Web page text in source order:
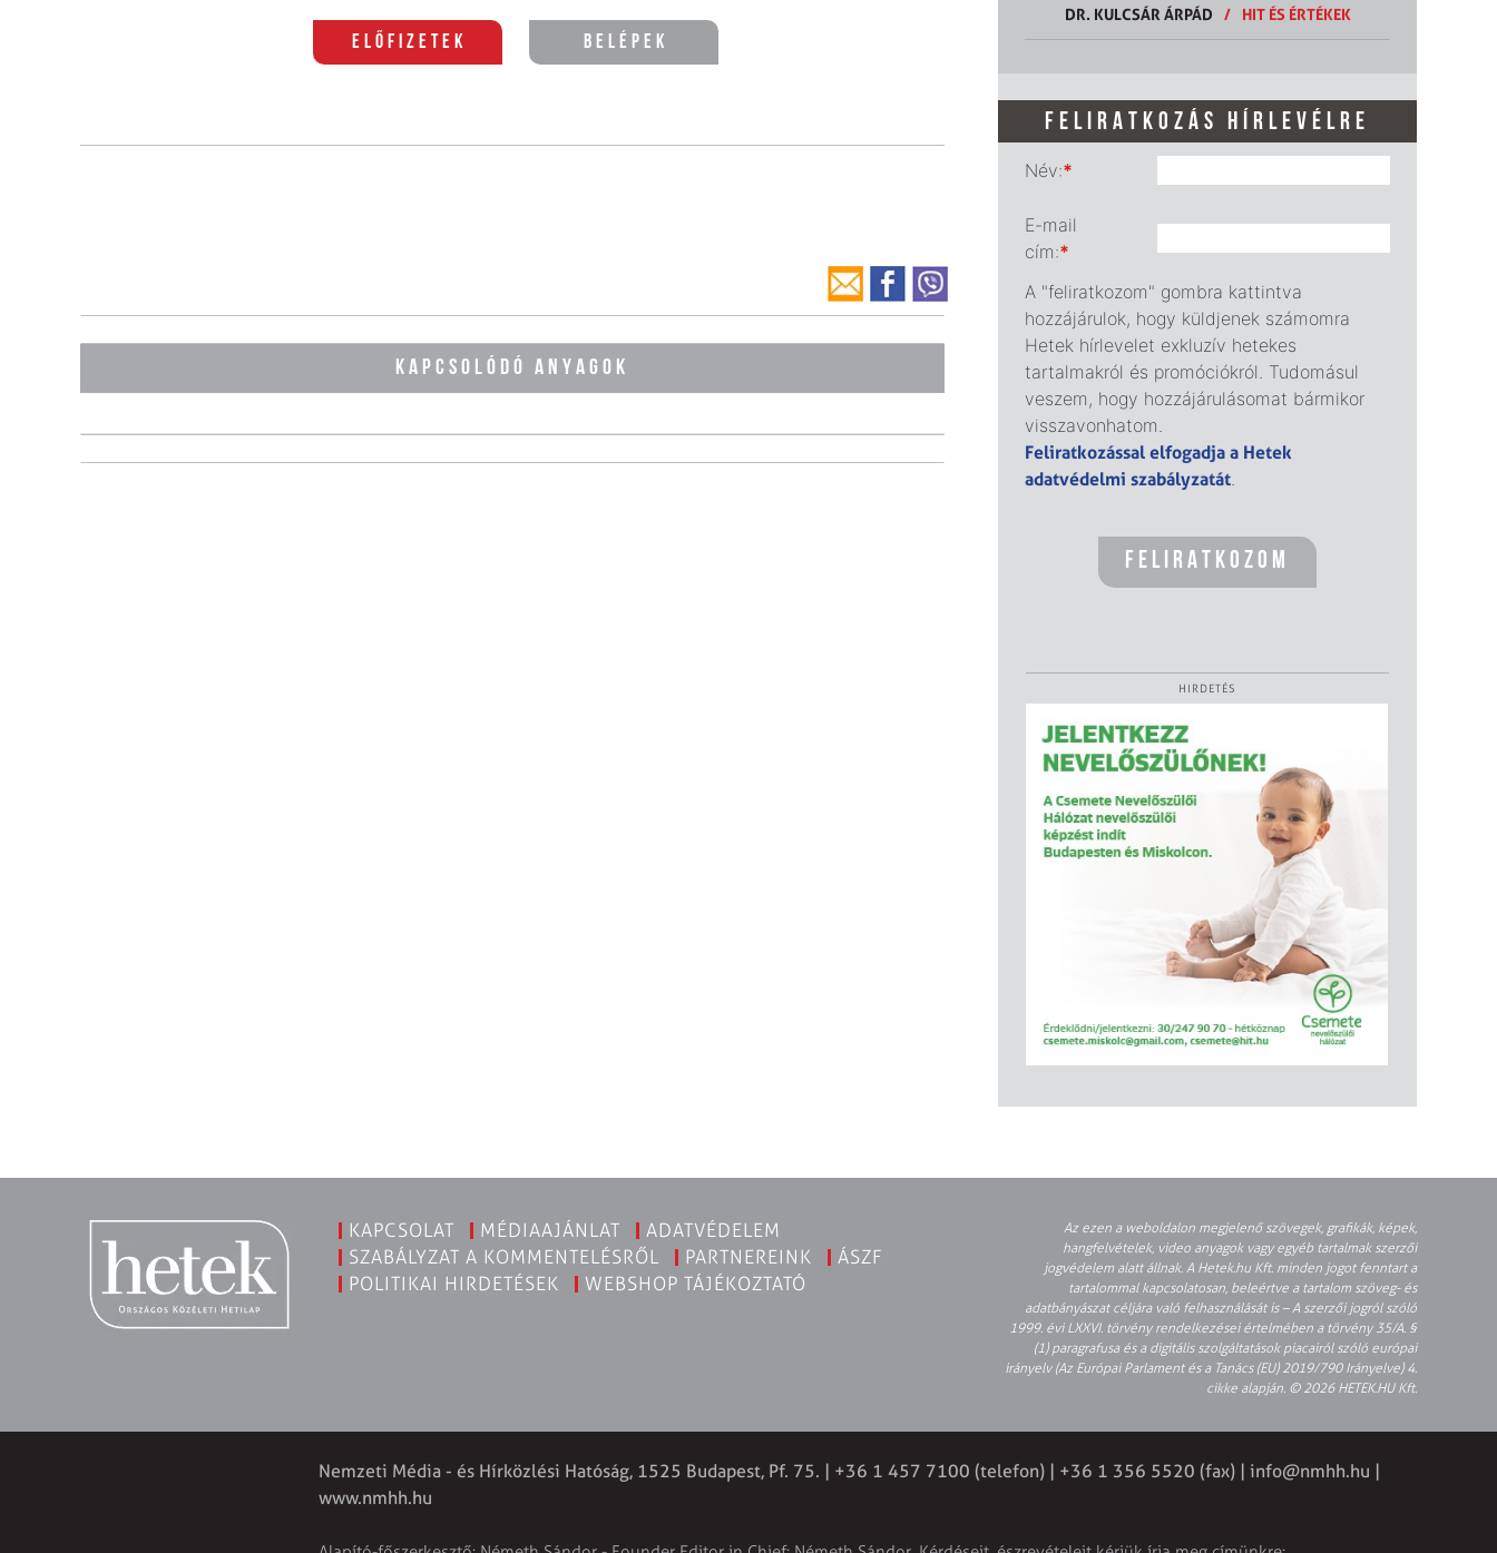
Előfizetek Belépek
KAPCSOLÓDÓ ANYAGOK
DR. KULCSÁR ÁRPÁD
/ HIT ÉS ÉRTÉKEK
FELIRATKOZÁS HÍRLEVÉLRE
Név:*
E-mail
cím:*
A "feliratkozom" gombra kattintva
hozzájárulok, hogy küldjenek számomra
Hetek hírlevelet exkluzív hetekes
tartalmakról és promóciókról. Tudomásul
veszem, hogy hozzájárulásomat bármikor
visszavonhatom.
Feliratkozással elfogadja a Hetek
adatvédelmi szabályzatát.
HIRDETÉS
KAPCSOLAT MÉDIAAJÁNLAT
ADATVÉDELEM
SZABÁLYZAT A KOMMENTELÉSRŐL
PARTNEREINK
ÁSZF
POLITIKAI HIRDETÉSEK
WEBSHOP TÁJÉKOZTATÓ
Az ezen a weboldalon megjelenő szövegek, grafikák, képek,
hangfelvételek, video anyagok vagy egyéb tartalmak szerzői
jogvédelem alatt állnak. A Hetek.hu Kft. minden jogot fenntart a
tartalommal kapcsolatosan, beleértve a tartalom szöveg- és
adatbányászat céljára való felhasználását is – A szerzői jogról szóló
1999. évi LXXVI. törvény rendelkezései értelmében a törvény 35/A. §
(1) paragrafusa és a digitális szolgáltatások piacairól szóló európai
irányelv (Az Európai Parlament és a Tanács (EU) 2019/790 Irányelve) 4.
cikke alapján. © 2026 HETEK.HU Kft.
Nemzeti Média - és Hírközlési Hatóság, 1525 Budapest, Pf. 75. | +36 1 457 7100 (telefon) | +36 1 356 5520 (fax) | info@nmhh.hu
www.nmhh.hu